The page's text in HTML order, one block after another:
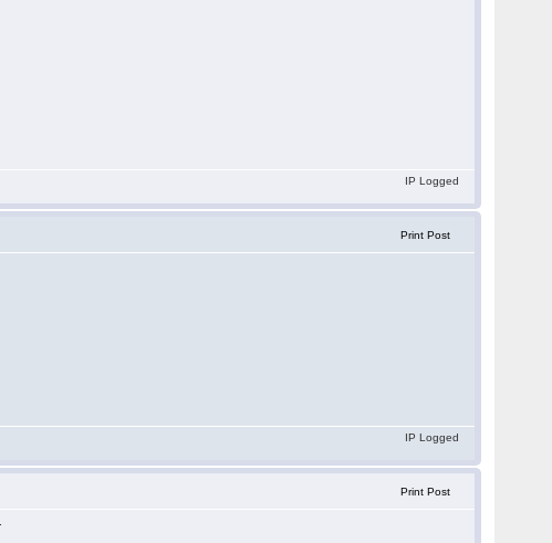
IP Logged
Print Post
IP Logged
Print Post